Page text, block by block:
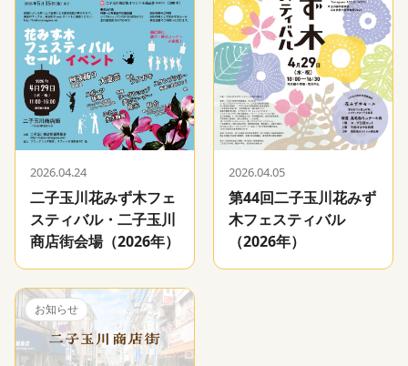
2026.04.24
二子玉川花みず木フェ
スティバル・二子玉川
商店街会場（2026年）
2026.04.05
第44回二子玉川花みず
木フェスティバル
（2026年）
お知らせ